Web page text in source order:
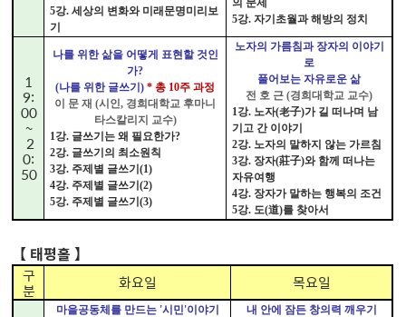
5강. 세상의 변화와 미래문명미리보
기
5강. 자기초월과 해방의 정치
1
9:
00
~
2
0:
50
나를 위한 삶을 어떻게 표현할 것인
가?
(나를 위한 글쓰기)* 총 10주 과정
이 문 재 (시인, 경희대학교 후마니
타스칼리지 교수)
1강. 글쓰기는 왜 필요한가?
2강. 글쓰기의 최소원칙
3강. 주제별 글쓰기(1)
4강. 주제별 글쓰기(2)
5강. 주제별 글쓰기(3)
노자의 가름침과 장자의 이야기
로
풀어보는 자유로운 삶
전 호 근 (경희대학교 교수)
1강. 노자(老子)가 길 떠나며 남
기고 간 이야기
2강. 노자의 말하지 않는 가르침
3강. 장자(莊子)와 함께 떠나는
자유여행
4강. 장자가 말하는 행복의 조건
5강. 도(道)를 찾아서
【 태평홀 】
구
분 화요일 목요일
마을공동체를 만드는 '시민'이야기
내 안에 잠든 창의력 깨우기